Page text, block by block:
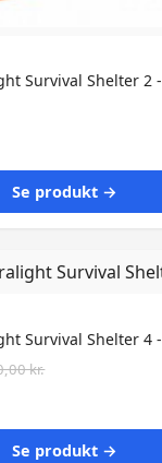
Survival Shelter 2
Se produkt →
Survival Shelter 4
kr.
Se produkt →